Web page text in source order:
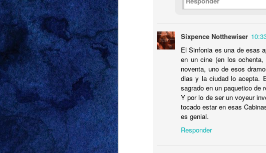
Sixpence Notthewiser
El Sinfonia es una de esas
en un cine (en los
noventa, uno de esos
dias y la ciudad lo acepta.
sagrado en un paquetico de
Y por lo de ser un voyeur
tocado estar en esas
es genial.
Responder
El chip se nos reseteó y Will y
auténtica de sí mismo"; ella
Destinados a vivir así por
Domingo, dos o tres de la
estacionando el camión de la
destino—pensamos nosotros.
a este servidor casi se le
heterosexuales nos había
Felices como dos recién